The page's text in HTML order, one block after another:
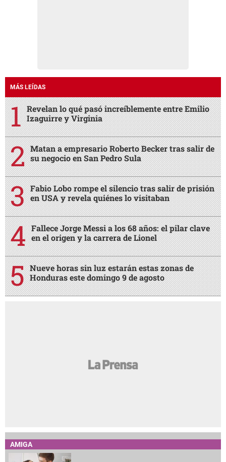
MÁS LEÍDAS
Revelan lo qué pasó increíblemente entre Emilio
Izaguirre y Virginia
Matan a empresario Roberto Becker tras salir de
su negocio en San Pedro Sula
Fabio Lobo rompe el silencio tras salir de prisión
en USA y revela quiénes lo visitaban
Fallece Jorge Messi a los 68 años: el pilar clave
en el origen y la carrera de Lionel
Nueve horas sin luz estarán estas zonas de
Honduras este domingo 9 de agosto
AMIGA